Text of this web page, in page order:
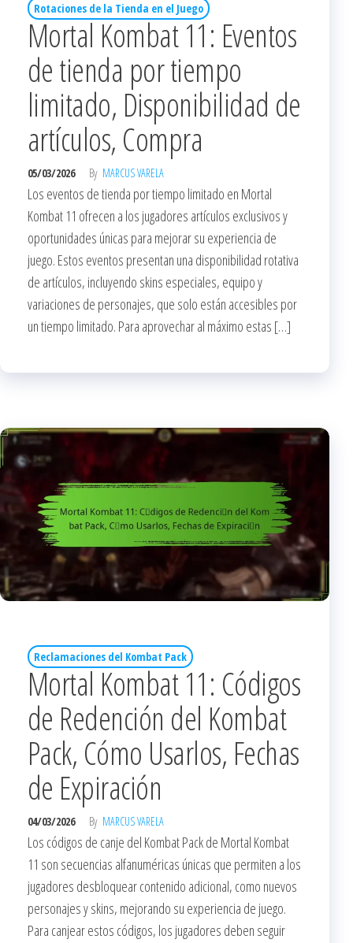
Rotaciones de la Tienda en el Juego
Mortal Kombat 11: Eventos
de tienda por tiempo
limitado, Disponibilidad de
artículos, Compra
05/03/2026 By MARCUS VARELA
Los eventos de tienda por tiempo limitado en Mortal
Kombat 11 ofrecen a los jugadores artículos exclusivos y
oportunidades únicas para mejorar su experiencia de
juego. Estos eventos presentan una disponibilidad rotativa
de artículos, incluyendo skins especiales, equipo y
variaciones de personajes, que solo están accesibles por
un tiempo limitado. Para aprovechar al máximo estas […]
Reclamaciones del Kombat Pack
Mortal Kombat 11: Códigos
de Redención del Kombat
Pack, Cómo Usarlos, Fechas
de Expiración
04/03/2026 By MARCUS VARELA
Los códigos de canje del Kombat Pack de Mortal Kombat
11 son secuencias alfanuméricas únicas que permiten a los
jugadores desbloquear contenido adicional, como nuevos
personajes y skins, mejorando su experiencia de juego.
Para canjear estos códigos, los jugadores deben seguir